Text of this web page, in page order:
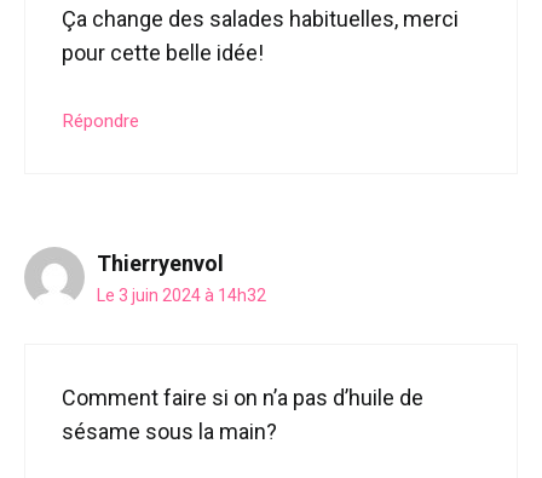
Ça change des salades habituelles, merci
pour cette belle idée!
Répondre
Thierryenvol
Le 3 juin 2024 à 14h32
Comment faire si on n’a pas d’huile de
sésame sous la main?